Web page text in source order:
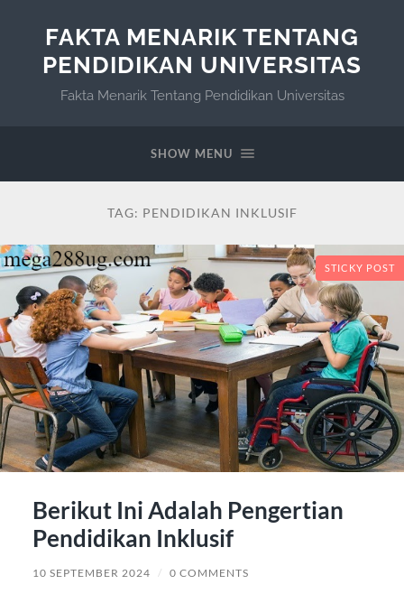
FAKTA MENARIK TENTANG
PENDIDIKAN UNIVERSITAS
Fakta Menarik Tentang Pendidikan Universitas
SHOW MENU
TAG: PENDIDIKAN INKLUSIF
STICKY POST
Berikut Ini Adalah Pengertian
Pendidikan Inklusif
10 SEPTEMBER 2024 / 0 COMMENTS